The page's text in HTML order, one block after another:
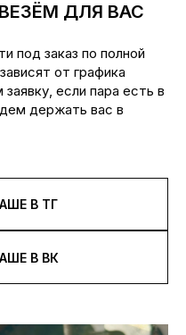
ДЛЯ ВАС
под заказ по полной
от графика
если пара есть в
держать вас в
В ТГ
В ВК